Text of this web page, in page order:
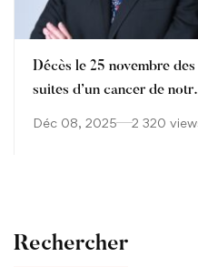
Décès le 25 novembre des
suites d’un cancer de
Déc 08, 2025 2 320
Rechercher